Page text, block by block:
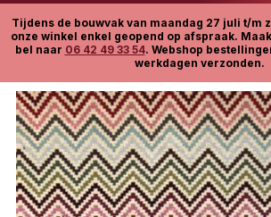
Tijdens de bouwvak van maandag 27 juli t/m
onze winkel enkel geopend op afspraak. Maak
bel naar 06 42 49 33 54. Webshop
werkdagen verzonden.